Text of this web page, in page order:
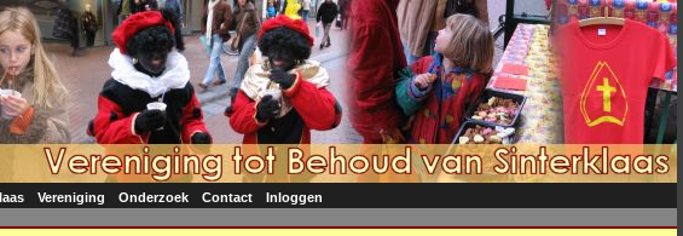
Vereniging Onderzoek Contact Inloggen